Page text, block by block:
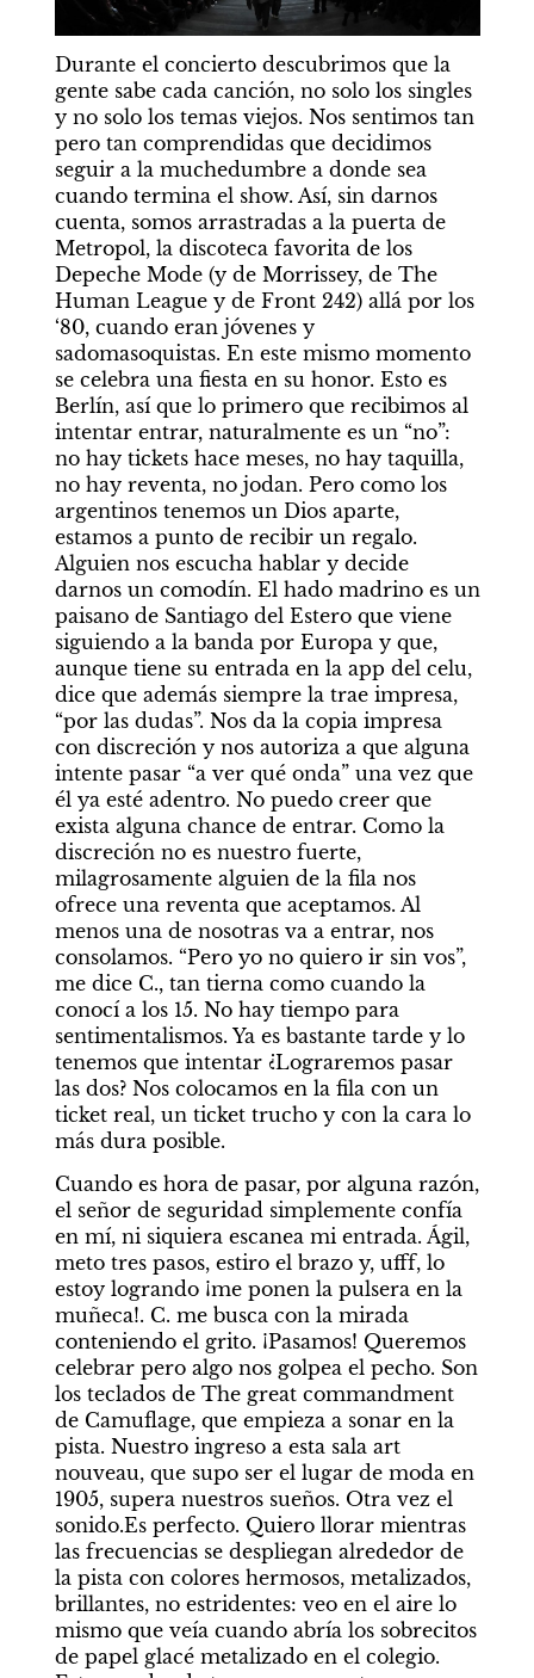
Durante el concierto descubrimos que la
gente sabe cada canción, no solo los singles
y no solo los temas viejos. Nos sentimos tan
pero tan comprendidas que decidimos
seguir a la muchedumbre a donde sea
cuando termina el show. Así, sin darnos
cuenta, somos arrastradas a la puerta de
Metropol, la discoteca favorita de los
Depeche Mode (y de Morrissey, de The
Human League y de Front 242) allá por los
‘80, cuando eran jóvenes y
sadomasoquistas. En este mismo momento
se celebra una fiesta en su honor. Esto es
Berlín, así que lo primero que recibimos al
intentar entrar, naturalmente es un “no”:
no hay tickets hace meses, no hay taquilla,
no hay reventa, no jodan. Pero como los
argentinos tenemos un Dios aparte,
estamos a punto de recibir un regalo.
Alguien nos escucha hablar y decide
darnos un comodín. El hado madrino es un
paisano de Santiago del Estero que viene
siguiendo a la banda por Europa y que,
aunque tiene su entrada en la app del celu,
dice que además siempre la trae impresa,
“por las dudas”. Nos da la copia impresa
con discreción y nos autoriza a que alguna
intente pasar “a ver qué onda” una vez que
él ya esté adentro. No puedo creer que
exista alguna chance de entrar. Como la
discreción no es nuestro fuerte,
milagrosamente alguien de la fila nos
ofrece una reventa que aceptamos. Al
menos una de nosotras va a entrar, nos
consolamos. “Pero yo no quiero ir sin vos”,
me dice C., tan tierna como cuando la
conocí a los 15. No hay tiempo para
sentimentalismos. Ya es bastante tarde y lo
tenemos que intentar ¿Lograremos pasar
las dos? Nos colocamos en la fila con un
ticket real, un ticket trucho y con la cara lo
más dura posible.
Cuando es hora de pasar, por alguna razón,
el señor de seguridad simplemente confía
en mí, ni siquiera escanea mi entrada. Ágil,
meto tres pasos, estiro el brazo y, ufff, lo
estoy logrando ¡me ponen la pulsera en la
muñeca!. C. me busca con la mirada
conteniendo el grito. ¡Pasamos! Queremos
celebrar pero algo nos golpea el pecho. Son
los teclados de The great commandment
de Camuflage, que empieza a sonar en la
pista. Nuestro ingreso a esta sala art
nouveau, que supo ser el lugar de moda en
1905, supera nuestros sueños. Otra vez el
sonido.Es perfecto. Quiero llorar mientras
las frecuencias se despliegan alrededor de
la pista con colores hermosos, metalizados,
brillantes, no estridentes: veo en el aire lo
mismo que veía cuando abría los sobrecitos
de papel glacé metalizado en el colegio.